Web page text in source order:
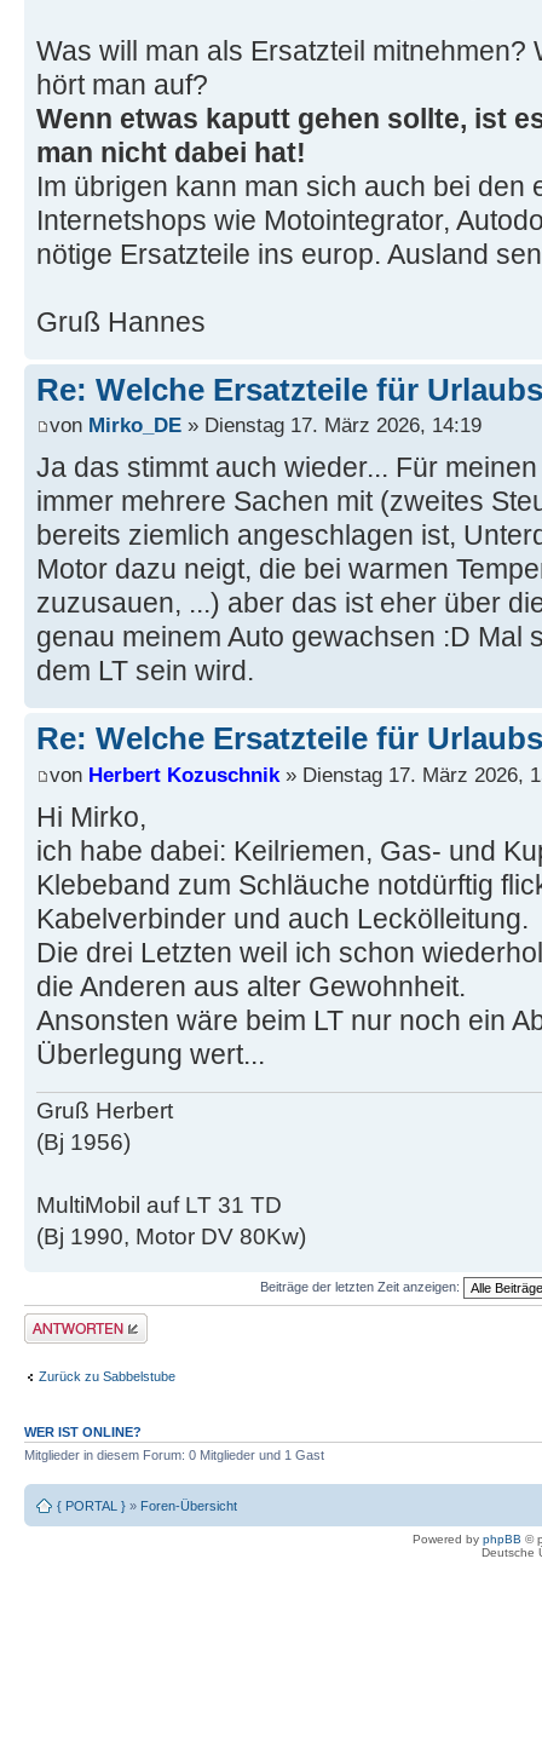
Was will man als Ersatzteil mitnehmen?
hört man auf?
Wenn etwas kaputt gehen sollte, ist
man nicht dabei hat!
Im übrigen kann man sich auch bei den
Internetshops wie Motointegrator,
nötige Ersatzteile ins europ. Ausland
Gruß Hannes
Re: Welche Ersatzteile für
von Mirko_DE » Dienstag 17. März 2026, 14:19
Ja das stimmt auch wieder... Für
immer mehrere Sachen mit (zweites
bereits ziemlich angeschlagen ist,
Motor dazu neigt, die bei warmen
zuzusauen, ...) aber das ist eher über
genau meinem Auto gewachsen :D Mal
dem LT sein wird.
Re: Welche Ersatzteile für
von Herbert Kozuschnik » Dienstag 17. März 2026,
Hi Mirko,
ich habe dabei: Keilriemen, Gas- und
Klebeband zum Schläuche notdürftig
Kabelverbinder und auch Leckölleitung.
Die drei Letzten weil ich schon
die Anderen aus alter Gewohnheit.
Ansonsten wäre beim LT nur noch ein
Überlegung wert...
Gruß Herbert
(Bj 1956)
MultiMobil auf LT 31 TD
(Bj 1990, Motor DV 80Kw)
Beiträge der letzten Zeit anzeigen:
Antwort erstellen
Zurück zu Sabbelstube
WER IST ONLINE?
Mitglieder in diesem Forum: 0 Mitglieder und 1 Gast
{ PORTAL } » Foren-Übersicht
Powered by phpBB ©
Deutsche